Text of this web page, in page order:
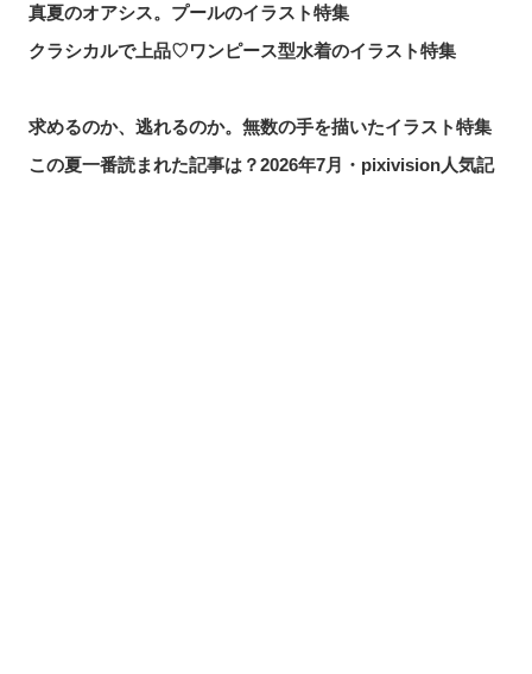
真夏のオアシス。プールのイラスト特集
クラシカルで上品♡ワンピース型水着のイラスト特集
求めるのか、逃れるのか。無数の手を描いたイラスト特集
この夏一番読まれた記事は？2026年7月・pixivision人気記